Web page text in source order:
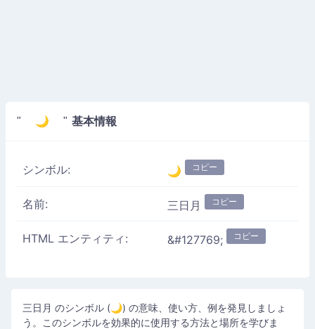
" 🌙 " 基本情報
シンボル: 🌙 コピー
名前: 三日月 コピー
HTML エンティティ: &#127769; コピー
三日月 のシンボル (🌙) の意味、使い方、例を発見しましょ
う。このシンボルを効果的に使用する方法と場所を学びま